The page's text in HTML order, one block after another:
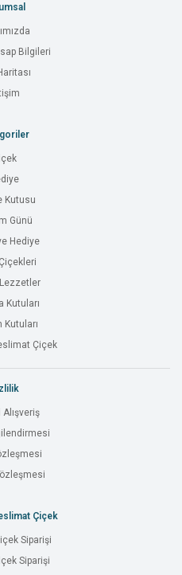
Bilgileri
Kutusu
Günü
Hediye
Kutuları
Kutuları
Çiçek
Alışveriş
Çiçek
Siparişi
Siparişi